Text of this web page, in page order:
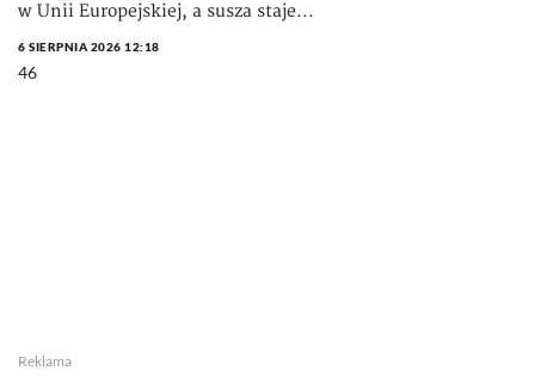
w Unii Europejskiej, a susza staje...
6 SIERPNIA 2026 12:18
46
Reklama